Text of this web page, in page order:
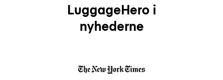
LuggageHero i
nyhederne